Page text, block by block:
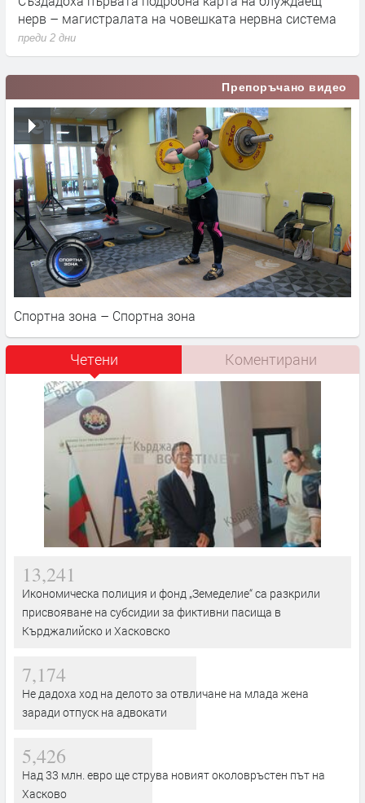
нерв – магистралата на човешката нервна система
преди 2 дни
Препоръчано видео
Спортна зона – Спортна зона
Четени Коментирани
13,241
Икономическа полиция и фонд „Земеделие“ са разкрили
присвояване на субсидии за фиктивни пасища в
Кърджалийско и Хасковско
7,174
Не дадоха ход на делото за отвличане на млада жена
заради отпуск на адвокати
5,426
Над 33 млн. евро ще струва новият околовръстен път на
Хасково